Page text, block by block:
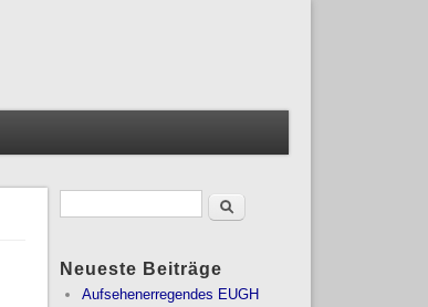
Suchformular
Suche
Neueste Beiträge
Aufsehenerregendes EUGH